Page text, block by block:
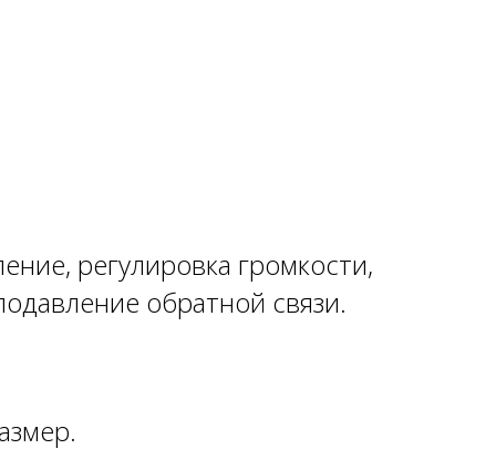
регулировка громкости,
обратной связи.